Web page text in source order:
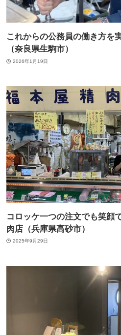
これからの公務員の働き方を
（奈良県生駒市）
2026年1月19日
コロッケ一つの注文でも笑顔
肉店（兵庫県高砂市）
2025年9月29日